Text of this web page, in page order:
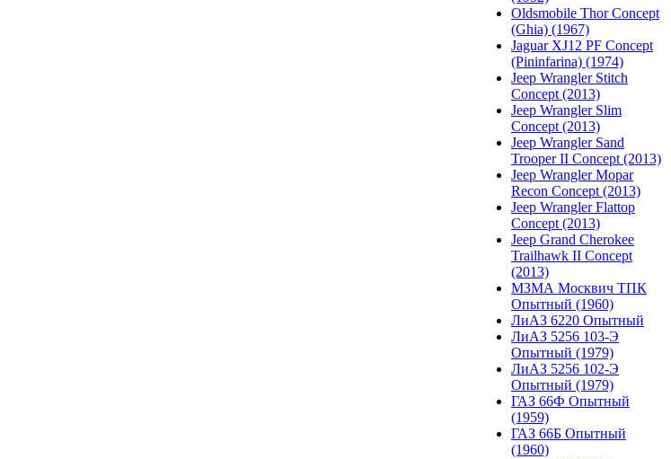
Oldsmobile Thor Concept
(Ghia) (1967)
Jaguar XJ12 PF Concept
(Pininfarina) (1974)
Jeep Wrangler Stitch
Concept (2013)
Jeep Wrangler Slim
Concept (2013)
Jeep Wrangler Sand
Trooper II Concept (2013)
Jeep Wrangler Mopar
Recon Concept (2013)
Jeep Wrangler Flattop
Concept (2013)
Jeep Grand Cherokee
Trailhawk II Concept
(2013)
МЗМА Москвич ТПК
Опытный (1960)
ЛиАЗ 6220 Опытный
ЛиАЗ 5256 103-Э
Опытный (1979)
ЛиАЗ 5256 102-Э
Опытный (1979)
ГАЗ 66Ф Опытный
(1959)
ГАЗ 66Б Опытный
(1960)